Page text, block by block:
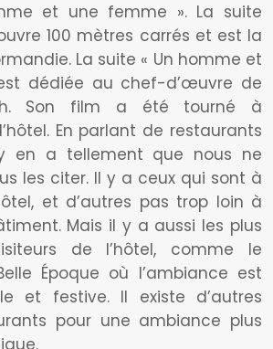
et une femme ». La suite
100 mètres carrés et est la
La suite « Un homme et
dédiée au chef-d’œuvre de
Son film a été tourné à
En parlant de restaurants
en a tellement que nous ne
les citer. Il y a ceux qui sont à
et d’autres pas trop loin à
Mais il y a aussi les plus
de l’hôtel, comme le
Époque où l’ambiance est
et festive. Il existe d’autres
pour une ambiance plus